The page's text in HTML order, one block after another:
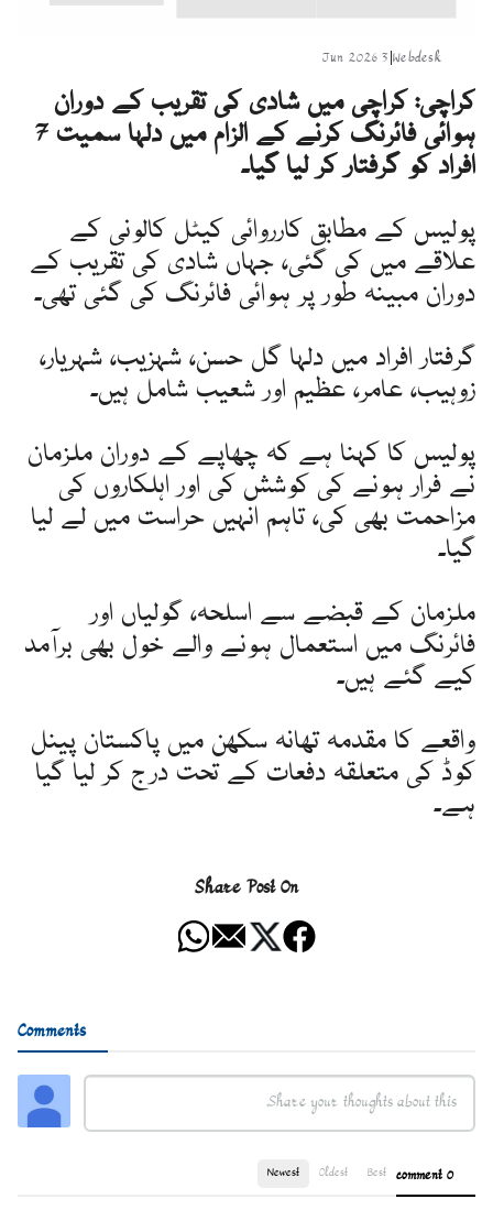
Webdesk
|
3 Jun 2026
کراچی: کراچی میں شادی کی تقریب کے دوران
ہوائی فائرنگ کرنے کے الزام میں دلہا سمیت 7
افراد کو گرفتار کر لیا گیا۔
پولیس کے مطابق کارروائی کیٹل کالونی کے
علاقے میں کی گئی، جہاں شادی کی تقریب کے
دوران مبینہ طور پر ہوائی فائرنگ کی گئی تھی۔
گرفتار افراد میں دلہا گل حسن، شہزیب، شہریار،
زوہیب، عامر، عظیم اور شعیب شامل ہیں۔
پولیس کا کہنا ہے کہ چھاپے کے دوران ملزمان
نے فرار ہونے کی کوشش کی اور اہلکاروں کی
مزاحمت بھی کی، تاہم انہیں حراست میں لے لیا
گیا۔
ملزمان کے قبضے سے اسلحہ، گولیاں اور
فائرنگ میں استعمال ہونے والے خول بھی برآمد
کیے گئے ہیں۔
واقعے کا مقدمہ تھانہ سکھن میں پاکستان پینل
کوڈ کی متعلقہ دفعات کے تحت درج کر لیا گیا
ہے۔
Share Post On
Comments
0 comment
Best
Oldest
Newest